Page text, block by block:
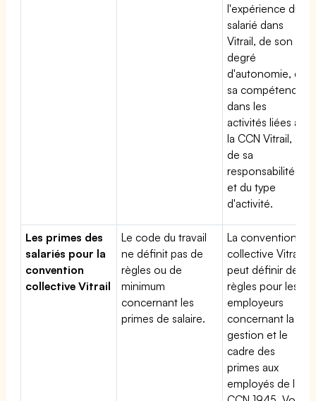
l'expérience du
salarié dans
Vitrail, de son
degré
d'autonomie, de
sa compétence
dans les
activités liées à
la CCN Vitrail,
de sa
responsabilité
et du type
d'activité.
Les primes des
salariés pour la
convention
collective Vitrail
Le code du travail
ne définit pas de
règles ou de
minimum
concernant les
primes de salaire.
La convention
collective Vitrail
peut définir des
règles pour les
employeurs
concernant la
gestion et le
cadre des
primes aux
employés de la